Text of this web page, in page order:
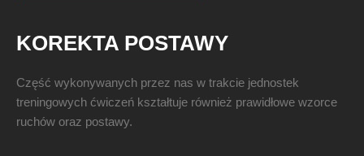
KOREKTA POSTAWY
Część wykonywanych przez nas w trakcie jednostek
treningowych ćwiczeń kształtuje również prawidłowe wzorce
ruchów oraz postawy.